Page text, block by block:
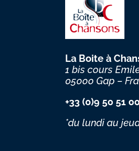
La Boite à
1 bis cours
05000 Gap –
+33 (0)9 50 51
*du lundi au